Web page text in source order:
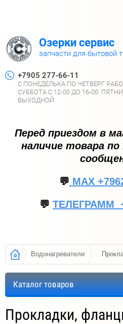
Озерки сервис
запчасти для бытовой
+7905 277-66-11
С ПОНЕДЕЛЬКА ПО ЧЕТВЕРГ
СУББОТА С 12-00 ДО 16-00.
ВЫХОДНОЙ.
Перед приездом в
наличие товара
💬 МАХ
💬 ТЕЛЕГРАММ
Водонагреватели
Каталог товаров
Прокладки,